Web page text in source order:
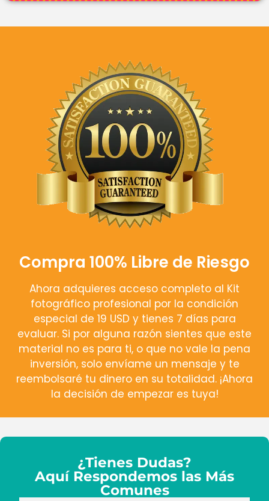
Compra 100% Libre de Riesgo
Ahora adquieres acceso completo al Kit
fotográfico profesional por la condición
especial de 19 USD y tienes 7 días para
evaluar. Si por alguna razón sientes que este
material no es para ti, o que no vale la pena
inversión, solo envíame un mensaje y te
reembolsaré tu dinero en su totalidad. ¡Ahora
la decisión de empezar es tuya!
¿Tienes Dudas?
Aquí Respondemos las Más
Comunes